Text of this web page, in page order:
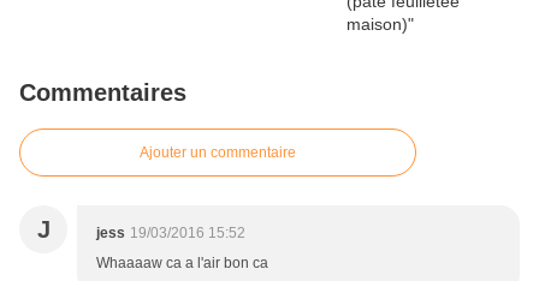
Commentaires
Ajouter un commentaire
J jess 19/03/2016 15:52
Whaaaaw ca a l'air bon ca